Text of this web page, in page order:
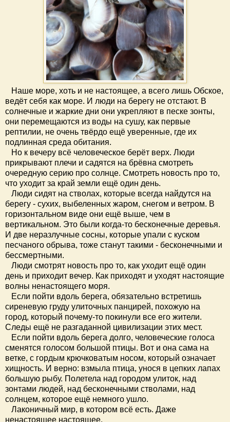
Наше море, хоть и не настоящее, а всего лишь Обское,
ведёт себя как море. И люди на берегу не отстают. В
солнечные и жаркие дни они укрепляют в песке зонты,
они перемещаются из воды на сушу, как первые
рептилии, не очень твёрдо ещё уверенные, где их
подлинная среда обитания.
Но к вечеру всё человеческое берёт верх. Люди
прикрывают плечи и садятся на брёвна смотреть
очередную серию про солнце. Смотреть новость про то,
что уходит за край земли ещё один день.
Люди сидят на стволах, которые всегда найдутся на
берегу - сухих, выбеленных жаром, снегом и ветром. В
горизонтальном виде они ещё выше, чем в
вертикальном. Это были когда-то бесконечные деревья.
И две неразлучные сосны, которые упали с куском
песчаного обрыва, тоже станут такими - бесконечными и
бессмертными.
Люди смотрят новость про то, как уходит ещё один
день и приходит вечер. Как приходят и уходят настоящие
волны ненастоящего моря.
Если пойти вдоль берега, обязательно встретишь
сиреневую груду улиточных панцирей, похожую на
город, который почему-то покинули все его жители.
Следы ещё не разгаданной цивилизации этих мест.
Если пойти вдоль берега долго, человеческие голоса
сменятся голосом большой птицы. Вот и она сама на
ветке, с гордым крючковатым носом, который означает
хищность. И верно: взмыла птица, унося в цепких лапах
большую рыбу. Полетела над городом улиток, над
зонтами людей, над бесконечными стволами, над
солнцем, которое ещё немного ушло.
Лаконичный мир, в котором всё есть. Даже
ненастоящее настоящее.